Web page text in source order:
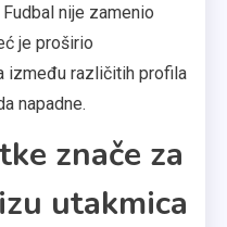
nije zamenio
je proširio
između različitih profila
napadne.
znače za
utakmica